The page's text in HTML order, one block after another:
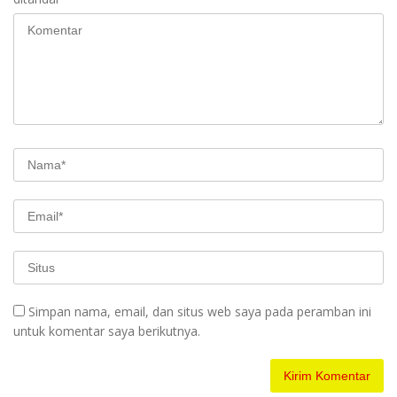
Simpan nama, email, dan situs web saya pada peramban ini
untuk komentar saya berikutnya.